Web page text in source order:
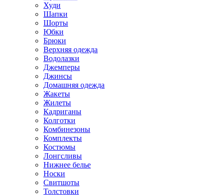
Худи
Шапки
Шорты
Юбки
Брюки
Верхняя одежда
Водолазки
Джемперы
Джинсы
Домашняя одежда
Жакеты
Жилеты
Кадриганы
Колготки
Комбинезоны
Комплекты
Костюмы
Лонгсливы
Нижнее белье
Носки
Свитшоты
Толстовки